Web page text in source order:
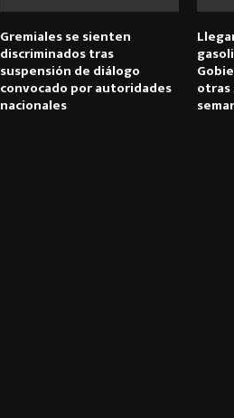
Gremiales se sienten
discriminados tras
suspensión de diálogo
convocado por autoridades
nacionales